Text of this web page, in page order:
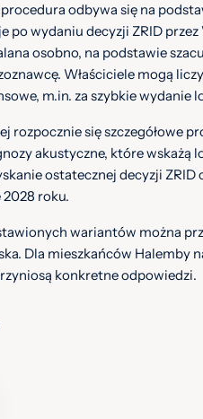
odbywa się na
po wydaniu decyzji ZRID
osobno, na podstawie
Właściciele mogą
m.in. za szybkie wydanie
rozpocznie się szczegółowe
akustyczne, które wskażą
ostatecznej decyzji
2028 roku.
wariantów można
Dla mieszkańców Halemby
konkretne odpowiedzi.